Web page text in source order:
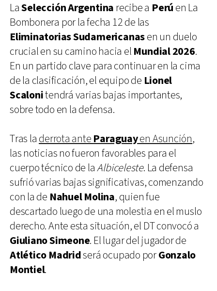
LaSelección Argentina recibe a Perú en La
Bombonera por la fecha 12 de las
Eliminatorias Sudamericanasen un duelo
crucial en su camino hacia el Mundial 2026.
En un partido clave para continuar en la cima
de la clasificación, el equipo de Lionel
Scalonitendrá varias bajas importantes,
sobre todo en la defensa.
Tras la derrota ante Paraguayen Asunción,
las noticias no fueron favorables para el
cuerpo técnico de laAlbiceleste. La defensa
sufrió varias bajas significativas, comenzando
con la de Nahuel Molina, quien fue
descartado luego de una molestia en el muslo
derecho. Ante esta situación, el DT convocó a
Giuliano Simeone. El lugar del jugador de
Atlético Madridserá ocupado porGonzalo
Montiel.